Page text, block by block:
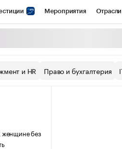
Мероприятия Отрасли
СПб Спецпроекты
и HR Право и бухгалтерия
женщине без